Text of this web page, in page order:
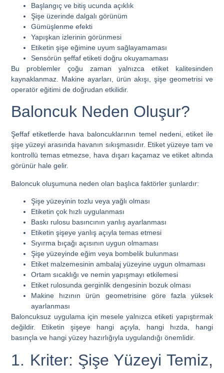
Başlangıç ve bitiş ucunda açıklık
Şişe üzerinde dalgalı görünüm
Gümüşlenme efekti
Yapışkan izlerinin görünmesi
Etiketin şişe eğimine uyum sağlayamaması
Sensörün şeffaf etiketi doğru okuyamaması
Bu problemler çoğu zaman yalnızca etiket kalitesinden
kaynaklanmaz. Makine ayarları, ürün akışı, şişe geometrisi ve
operatör eğitimi de doğrudan etkilidir.
Baloncuk Neden Oluşur?
Şeffaf etiketlerde hava baloncuklarının temel nedeni, etiket ile
şişe yüzeyi arasında havanın sıkışmasıdır. Etiket yüzeye tam ve
kontrollü temas etmezse, hava dışarı kaçamaz ve etiket altında
görünür hale gelir.
Baloncuk oluşumuna neden olan başlıca faktörler şunlardır:
Şişe yüzeyinin tozlu veya yağlı olması
Etiketin çok hızlı uygulanması
Baskı rulosu basıncının yanlış ayarlanması
Etiketin şişeye yanlış açıyla temas etmesi
Sıyırma bıçağı açısının uygun olmaması
Şişe yüzeyinde eğim veya bombelik bulunması
Etiket malzemesinin ambalaj yüzeyine uygun olmaması
Ortam sıcaklığı ve nemin yapışmayı etkilemesi
Etiket rulosunda gerginlik dengesinin bozuk olması
Makine hızının ürün geometrisine göre fazla yüksek
ayarlanması
Baloncuksuz uygulama için mesele yalnızca etiketi yapıştırmak
değildir. Etiketin şişeye hangi açıyla, hangi hızda, hangi
basınçla ve hangi yüzey hazırlığıyla uygulandığı önemlidir.
1. Kriter: Şişe Yüzeyi Temiz,